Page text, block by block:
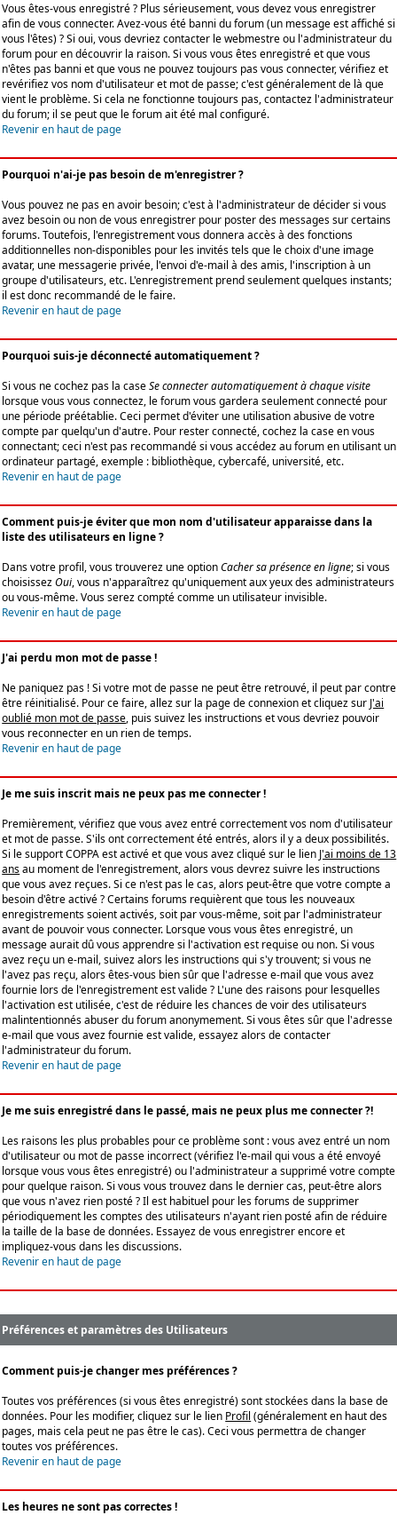
Vous êtes-vous enregistré ? Plus sérieusement, vous devez vous enregistrer
afin de vous connecter. Avez-vous été banni du forum (un message est affiché si
vous l'êtes) ? Si oui, vous devriez contacter le webmestre ou l'administrateur du
forum pour en découvrir la raison. Si vous vous êtes enregistré et que vous
n'êtes pas banni et que vous ne pouvez toujours pas vous connecter, vérifiez et
revérifiez vos nom d'utilisateur et mot de passe; c'est généralement de là que
vient le problème. Si cela ne fonctionne toujours pas, contactez l'administrateur
du forum; il se peut que le forum ait été mal configuré.
Revenir en haut de page
Pourquoi n'ai-je pas besoin de m'enregistrer ?
Vous pouvez ne pas en avoir besoin; c'est à l'administrateur de décider si vous
avez besoin ou non de vous enregistrer pour poster des messages sur certains
forums. Toutefois, l'enregistrement vous donnera accès à des fonctions
additionnelles non-disponibles pour les invités tels que le choix d'une image
avatar, une messagerie privée, l'envoi d'e-mail à des amis, l'inscription à un
groupe d'utilisateurs, etc. L'enregistrement prend seulement quelques instants;
il est donc recommandé de le faire.
Revenir en haut de page
Pourquoi suis-je déconnecté automatiquement ?
Si vous ne cochez pas la caseSe connecter automatiquement à chaque visite
lorsque vous vous connectez, le forum vous gardera seulement connecté pour
une période préétablie. Ceci permet d'éviter une utilisation abusive de votre
compte par quelqu'un d'autre. Pour rester connecté, cochez la case en vous
connectant; ceci n'est pas recommandé si vous accédez au forum en utilisant un
ordinateur partagé, exemple : bibliothèque, cybercafé, université, etc.
Revenir en haut de page
Comment puis-je éviter que mon nom d'utilisateur apparaisse dans la
liste des utilisateurs en ligne ?
Dans votre profil, vous trouverez une optionCacher sa présence en ligne; si vous
choisissezOui, vous n'apparaîtrez qu'uniquement aux yeux des administrateurs
ou vous-même. Vous serez compté comme un utilisateur invisible.
Revenir en haut de page
J'ai perdu mon mot de passe !
Ne paniquez pas ! Si votre mot de passe ne peut être retrouvé, il peut par contre
être réinitialisé. Pour ce faire, allez sur la page de connexion et cliquez sur J'ai
oublié mon mot de passe, puis suivez les instructions et vous devriez pouvoir
vous reconnecter en un rien de temps.
Revenir en haut de page
Je me suis inscrit mais ne peux pas me connecter !
Premièrement, vérifiez que vous avez entré correctement vos nom d'utilisateur
et mot de passe. S'ils ont correctement été entrés, alors il y a deux possibilités.
Si le support COPPA est activé et que vous avez cliqué sur le lien J'ai moins de 13
ansau moment de l'enregistrement, alors vous devrez suivre les instructions
que vous avez reçues. Si ce n'est pas le cas, alors peut-être que votre compte a
besoin d'être activé ? Certains forums requièrent que tous les nouveaux
enregistrements soient activés, soit par vous-même, soit par l'administrateur
avant de pouvoir vous connecter. Lorsque vous vous êtes enregistré, un
message aurait dû vous apprendre si l'activation est requise ou non. Si vous
avez reçu un e-mail, suivez alors les instructions qui s'y trouvent; si vous ne
l'avez pas reçu, alors êtes-vous bien sûr que l'adresse e-mail que vous avez
fournie lors de l'enregistrement est valide ? L'une des raisons pour lesquelles
l'activation est utilisée, c'est de réduire les chances de voir des utilisateurs
malintentionnés abuser du forum anonymement. Si vous êtes sûr que l'adresse
e-mail que vous avez fournie est valide, essayez alors de contacter
l'administrateur du forum.
Revenir en haut de page
Je me suis enregistré dans le passé, mais ne peux plus me connecter ?!
Les raisons les plus probables pour ce problème sont : vous avez entré un nom
d'utilisateur ou mot de passe incorrect (vérifiez l'e-mail qui vous a été envoyé
lorsque vous vous êtes enregistré) ou l'administrateur a supprimé votre compte
pour quelque raison. Si vous vous trouvez dans le dernier cas, peut-être alors
que vous n'avez rien posté ? Il est habituel pour les forums de supprimer
périodiquement les comptes des utilisateurs n'ayant rien posté afin de réduire
la taille de la base de données. Essayez de vous enregistrer encore et
impliquez-vous dans les discussions.
Revenir en haut de page
Préférences et paramètres des Utilisateurs
Comment puis-je changer mes préférences ?
Toutes vos préférences (si vous êtes enregistré) sont stockées dans la base de
données. Pour les modifier, cliquez sur le lien Profil (généralement en haut des
pages, mais cela peut ne pas être le cas). Ceci vous permettra de changer
toutes vos préférences.
Revenir en haut de page
Les heures ne sont pas correctes !